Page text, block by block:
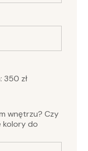
350 zł
wnętrzu? Czy
kolory do